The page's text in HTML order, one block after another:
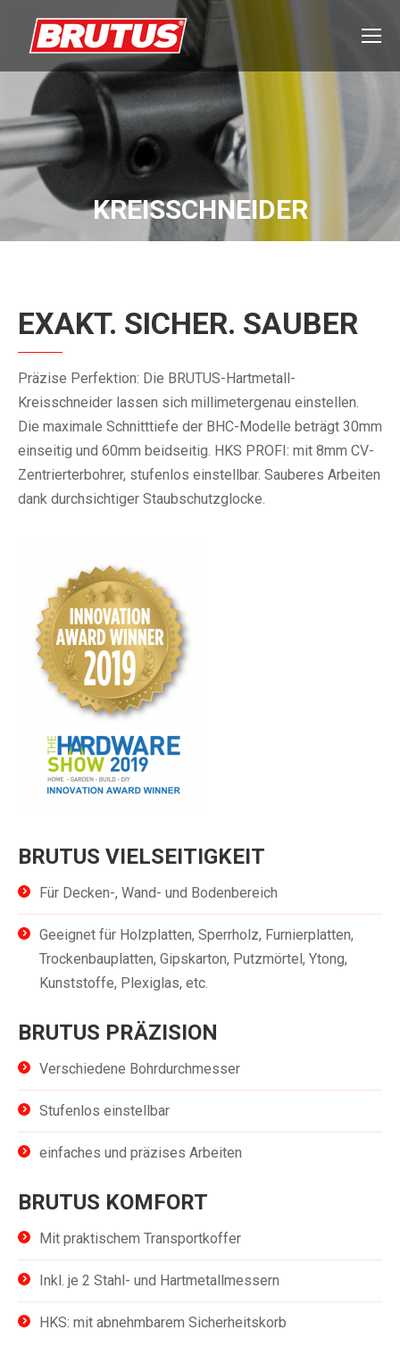
KREISSCHNEIDER
EXAKT. SICHER. SAUBER
Präzise Perfektion: Die BRUTUS-Hartmetall-
Kreisschneider lassen sich millimetergenau einstellen.
Die maximale Schnitttiefe der BHC-Modelle beträgt 30mm
einseitig und 60mm beidseitig. HKS PROFI: mit 8mm CV-
Zentrierterbohrer, stufenlos einstellbar. Sauberes Arbeiten
dank durchsichtiger Staubschutzglocke.
BRUTUS VIELSEITIGKEIT
Für Decken-, Wand- und Bodenbereich
Geeignet für Holzplatten, Sperrholz, Furnierplatten,
Trockenbauplatten, Gipskarton, Putzmörtel, Ytong,
Kunststoffe, Plexiglas, etc.
BRUTUS PRÄZISION
Verschiedene Bohrdurchmesser
Stufenlos einstellbar
einfaches und präzises Arbeiten
BRUTUS KOMFORT
Mit praktischem Transportkoffer
Inkl. je 2 Stahl- und Hartmetallmessern
HKS: mit abnehmbarem Sicherheitskorb